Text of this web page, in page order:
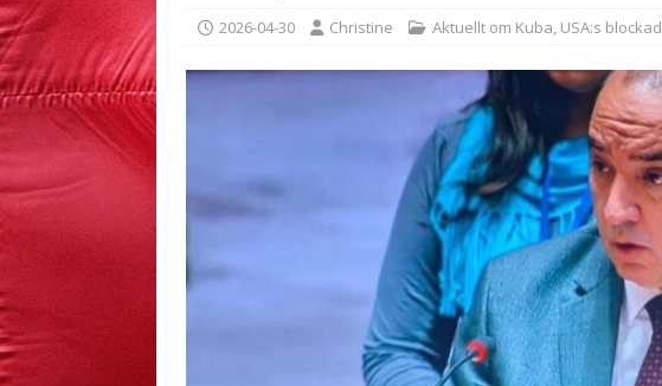
2026-04-30 Christine Aktuellt om Kuba, USA:s blockad